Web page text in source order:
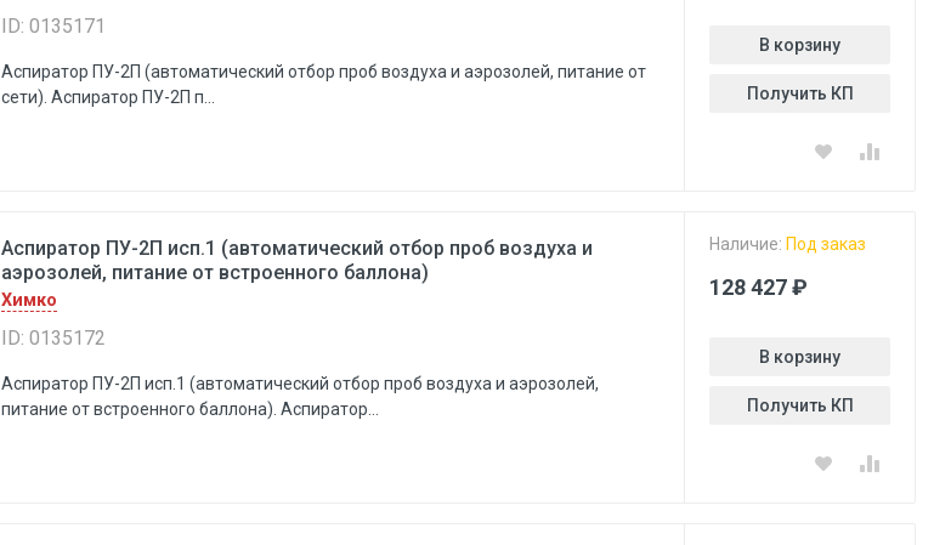
ID: 0135171
Аспиратор ПУ-2П (автоматический отбор проб воздуха и аэрозолей, питание от
сети). Аспиратор ПУ-2П п...
В корзину
Получить КП
Аспиратор ПУ-2П исп.1 (автоматический отбор проб воздуха и
аэрозолей, питание от встроенного баллона)
Химко
ID: 0135172
Аспиратор ПУ-2П исп.1 (автоматический отбор проб воздуха и аэрозолей,
питание от встроенного баллона). Аспиратор...
Наличие: Под заказ
128 427 ₽
В корзину
Получить КП